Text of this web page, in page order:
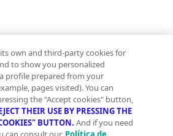
own and third-party cookies for
to show you personalized
profile prepared from your
pages visited). You can
the "Accept cookies" button,
THEIR USE BY PRESSING THE
BUTTON. And if you need